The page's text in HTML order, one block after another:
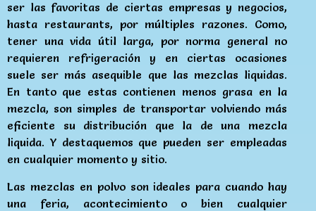
ser las favoritas de ciertas empresas y negocios,
hasta restaurants, por múltiples razones. Como,
tener una vida útil larga, por norma general no
requieren refrigeración y en ciertas ocasiones
suele ser más asequible que las mezclas liquidas.
En tanto que estas contienen menos grasa en la
mezcla, son simples de transportar volviendo más
eficiente su distribución que la de una mezcla
liquida. Y destaquemos que pueden ser empleadas
en cualquier momento y sitio.
Las mezclas en polvo son ideales para cuando hay
una feria, acontecimiento o bien cualquier